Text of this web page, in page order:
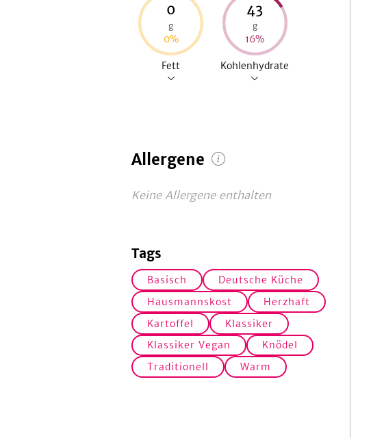
0
g
0%
Fett
43
g
16%
Kohlenhydrate
Allergene
Keine Allergene enthalten
Tags
Basisch
Deutsche Küche
Hausmannskost
Herzhaft
Kartoffel
Klassiker
Klassiker Vegan
Knödel
Traditionell
Warm